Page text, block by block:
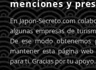
menciones y
En Japon-Secreto.com
algunas empresas de
De ese modo obtenemos
mantener esta página
para ti. Gracias por tu apoyo.